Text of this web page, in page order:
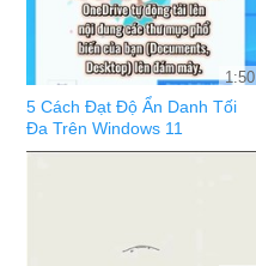
1:50
5 Cách Đạt Độ Ẩn Danh Tối
Đa Trên Windows 11